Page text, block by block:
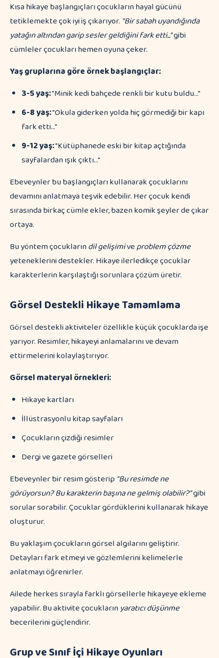
Kısa hikaye başlangıçları çocukların hayal gücünü
tetiklemekte çok iyi iş çıkarıyor. "Bir sabah uyandığında
yatağın altından garip sesler geldiğini fark etti..."gibi
cümleler çocukları hemen oyuna çeker.
Yaş gruplarına göre örnek başlangıçlar:
3-5 yaş:"Minik kedi bahçede renkli bir kutu buldu..."
6-8 yaş:"Okula giderken yolda hiç görmediği bir kapı
fark etti..."
9-12 yaş:"Kütüphanede eski bir kitap açtığında
sayfalardan ışık çıktı..."
Ebeveynler bu başlangıçları kullanarak çocuklarını
devamını anlatmaya teşvik edebilir. Her çocuk kendi
sırasında birkaç cümle ekler, bazen komik şeyler de çıkar
ortaya.
Bu yöntem çocuklarındil gelişimiveproblem çözme
yeteneklerini destekler. Hikaye ilerledikçe çocuklar
karakterlerin karşılaştığı sorunlara çözüm üretir.
Görsel Destekli Hikaye Tamamlama
Görsel destekli aktiviteler özellikle küçük çocuklarda işe
yarıyor. Resimler, hikayeyi anlamalarını ve devam
ettirmelerini kolaylaştırıyor.
Görsel materyal örnekleri:
Hikaye kartları
İllüstrasyonlu kitap sayfaları
Çocukların çizdiği resimler
Dergi ve gazete görselleri
Ebeveynler bir resim gösterip "Bu resimde ne
görüyorsun? Bu karakterin başına ne gelmiş olabilir?"gibi
sorular sorabilir. Çocuklar gördüklerini kullanarak hikaye
oluşturur.
Bu yaklaşım çocukların görsel algılarını geliştirir.
Detayları fark etmeyi ve gözlemlerini kelimelerle
anlatmayı öğrenirler.
Ailede herkes sırayla farklı görsellerle hikayeye ekleme
yapabilir. Bu aktivite çocuklarınyaratıcı düşünme
becerilerini güçlendirir.
Grup ve Sınıf İçi Hikaye Oyunları